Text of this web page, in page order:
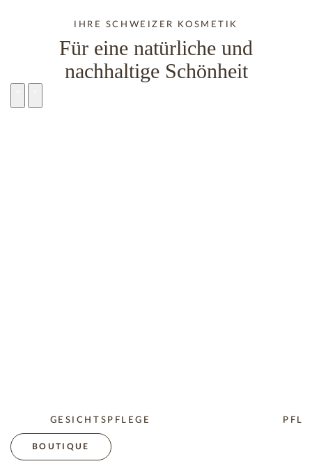
IHRE SCHWEIZER KOSMETIK
Für eine natürliche und
nachhaltige Schönheit
GESICHTSPFLEGE
BOUTIQUE